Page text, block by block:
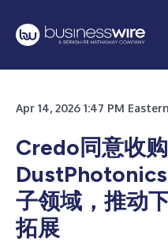
Apr 14, 2026 1:47 PM
Credo同意收购
子领域，推动
拓展